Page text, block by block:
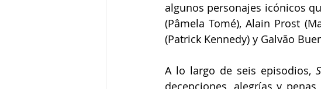
algunos personajes icónicos
(Pâmela Tomé), Alain Prost
(Patrick Kennedy) y Galvão
A lo largo de seis episodios,